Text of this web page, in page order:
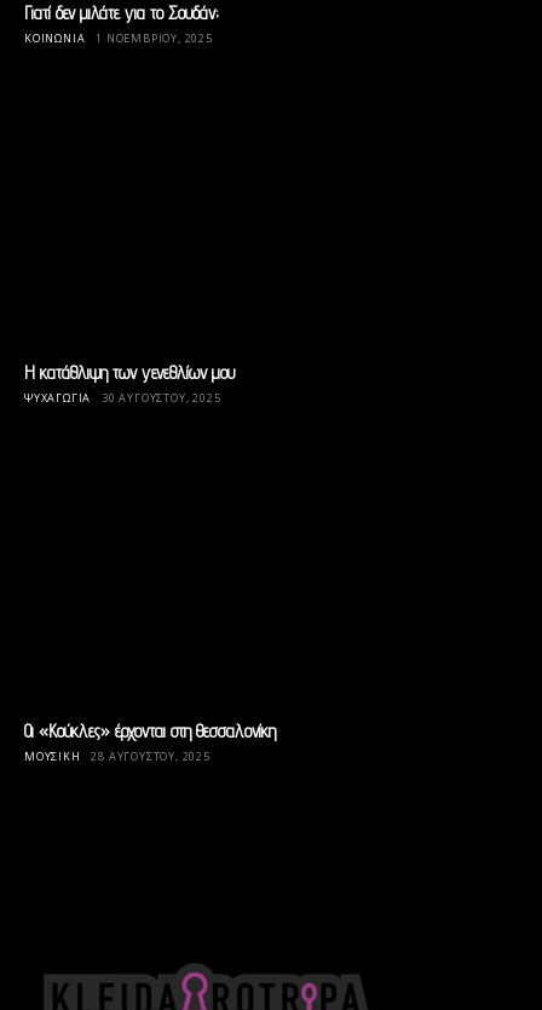
Γιατί δεν μιλάτε για το Σουδάν;
ΚΟΙΝΩΝΊΑ 1 ΝΟΕΜΒΡΊΟΥ, 2025
Η κατάθλιψη των γενεθλίων μου
ΨΥΧΑΓΩΓΊΑ 30 ΑΥΓΟΎΣΤΟΥ, 2025
Οι «Κούκλες» έρχονται στη Θεσσαλονίκη
ΜΟΥΣΙΚΉ 28 ΑΥΓΟΎΣΤΟΥ, 2025